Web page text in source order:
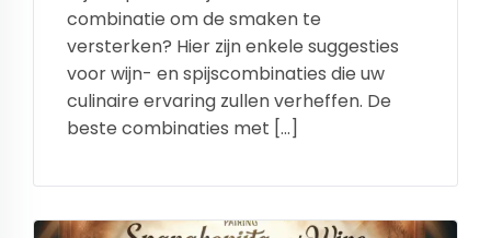
combinatie om de smaken te
versterken? Hier zijn enkele suggesties
voor wijn- en spijscombinaties die uw
culinaire ervaring zullen verheffen. De
beste combinaties met […]